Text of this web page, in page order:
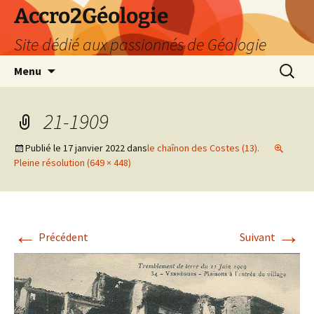
Accro2Géologie
Site dédié aux passionnés de Géologie
Menu
21-1909
Publié le 17 janvier 2022dansle chaînon des Costes (13).
Pleine résolution (649 × 448)
← Précédent Suivant →